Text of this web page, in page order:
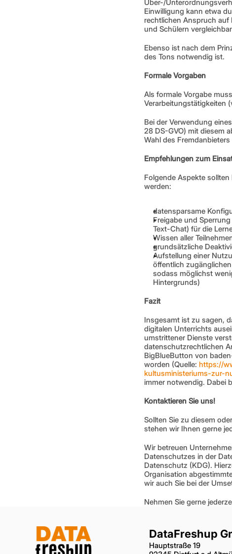
Über-/
Einwilligung kann etwa
rechtlichen Anspruch auf
und Schülern
Ebenso ist nach dem
des Tons notwendig ist.
Formale Vorgaben
Als formale Vorgabe
Verarbeitungstätigkeiten
Bei der Verwendung
28 DS-GVO) mit diesem
Wahl des
Empfehlungen zum
Folgende Aspekte
werden:
datensparsame
Freigabe und
Text-Chat) für die
Wissen aller
grundsätzliche
Aufstellung einer
öffentlich
sodass möglichst
Hintergrunds)
Fazit
Insgesamt ist zu sagen,
digitalen Unterrichts
umstrittener Dienste
datenschutzrechtlichen
BigBlueButton von
worden (Quelle: https://
kultusministeriums-zur-
immer notwendig. Dabei
Kontaktieren Sie uns!
Sollten Sie zu diesem
stehen wir Ihnen gerne
Wir betreuen
Datenschutzes in der
Datenschutz (KDG).
Organisation
wir auch Sie bei der
Nehmen Sie gerne
DataFreshup
Hauptstraße 19